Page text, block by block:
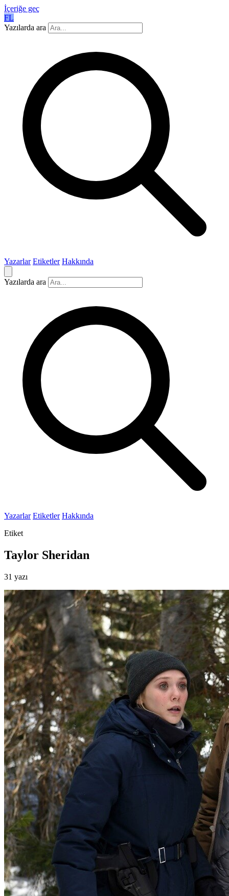
İçeriğe geç
FL
Yazılarda ara
Yazarlar Etiketler Hakkında
Yazılarda ara
Yazarlar Etiketler Hakkında
Etiket
Taylor Sheridan
31 yazı